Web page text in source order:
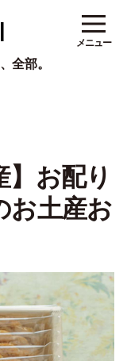
全部。
メニュー
】お配り
お土産お